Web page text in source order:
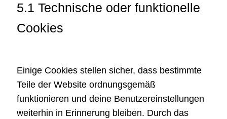
5.1 Technische oder funktionelle
Cookies
Einige Cookies stellen sicher, dass bestimmte
Teile der Website ordnungsgemäß
funktionieren und deine Benutzereinstellungen
weiterhin in Erinnerung bleiben. Durch das